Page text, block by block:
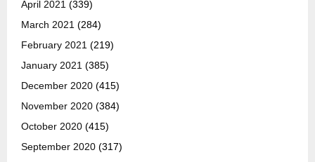
April 2021 (339)
March 2021 (284)
February 2021 (219)
January 2021 (385)
December 2020 (415)
November 2020 (384)
October 2020 (415)
September 2020 (317)